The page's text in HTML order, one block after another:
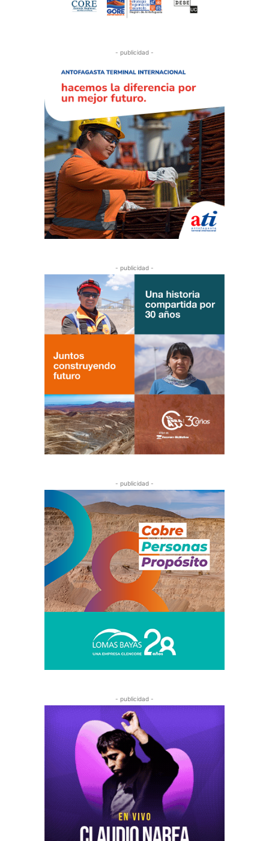
- publicidad -
- publicidad -
- publicidad -
- publicidad -